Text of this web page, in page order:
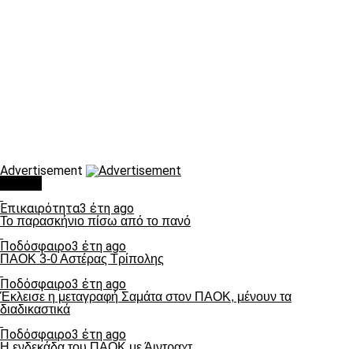
Advertisement
Επικαιρότητα3 έτη ago
Το παρασκήνιο πίσω από το πανό
Ποδόσφαιρο3 έτη ago
ΠΑΟΚ 3-0 Αστέρας Τρίπολης
Ποδόσφαιρο3 έτη ago
Έκλεισε η μεταγραφή Σαμάτα στον ΠΑΟΚ, μένουν τα
διαδικαστικά
Ποδόσφαιρο3 έτη ago